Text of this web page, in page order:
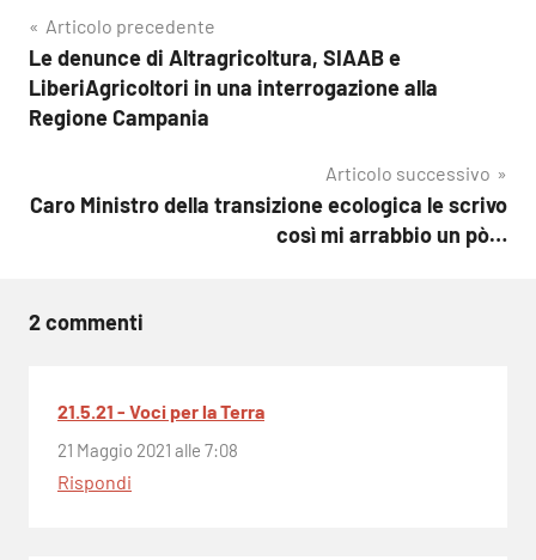
Navigazione
articoli
Articolo precedente
Le denunce di Altragricoltura, SIAAB e
LiberiAgricoltori in una interrogazione alla
Regione Campania
Articolo successivo
Caro Ministro della transizione ecologica le scrivo
così mi arrabbio un pò…
2 commenti
21.5.21 - Voci per la Terra
21 Maggio 2021 alle 7:08
Rispondi